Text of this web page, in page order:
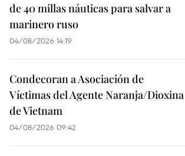
de 40 millas náuticas para salvar a
marinero ruso
04/08/2026 14:19
Condecoran a Asociación de
Víctimas del Agente Naranja/Dioxina
de Vietnam
04/08/2026 09:42